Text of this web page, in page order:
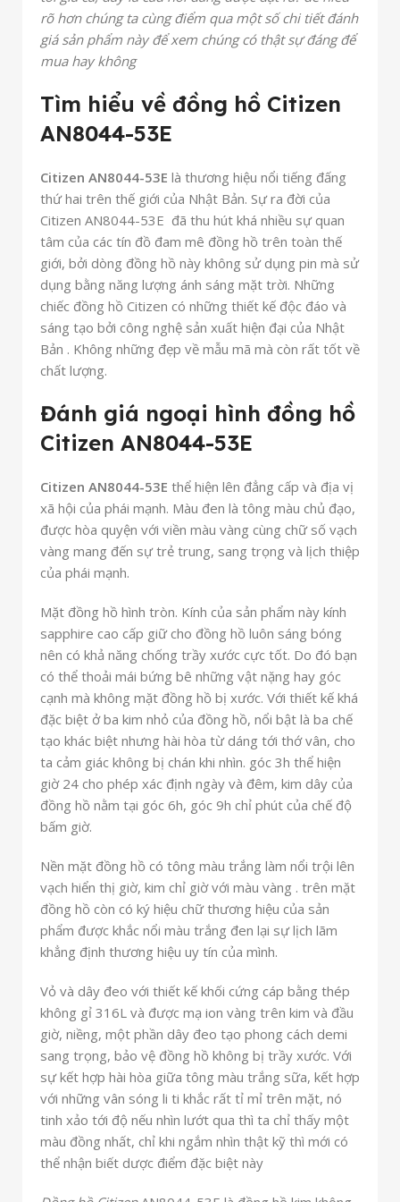
rõ hơn chúng ta cùng điểm qua một số chi tiết đánh
giá sản phẩm này để xem chúng có thật sự đáng để
mua hay không
Tìm hiểu về đồng hồ Citizen
AN8044-53E
Citizen AN8044-53E là thương hiệu nổi tiếng đấng
thứ hai trên thế giới của Nhật Bản. Sự ra đời của
Citizen AN8044-53E đã thu hút khá nhiều sự quan
tâm của các tín đồ đam mê đồng hồ trên toàn thế
giới, bởi dòng đồng hồ này không sử dụng pin mà sử
dụng bằng năng lượng ánh sáng mặt trời. Những
chiếc đồng hồ Citizen có những thiết kế độc đáo và
sáng tạo bởi công nghệ sản xuất hiện đại của Nhật
Bản . Không những đẹp về mẫu mã mà còn rất tốt về
chất lượng.
Đánh giá ngoại hình đồng hồ
Citizen AN8044-53E
Citizen AN8044-53E thể hiện lên đẳng cấp và địa vị
xã hội của phái mạnh. Màu đen là tông màu chủ đạo,
được hòa quyện với viền màu vàng cùng chữ số vạch
vàng mang đến sự trẻ trung, sang trọng và lịch thiệp
của phái mạnh.
Mặt đồng hồ hình tròn. Kính của sản phẩm này kính
sapphire cao cấp giữ cho đồng hồ luôn sáng bóng
nên có khả năng chống trầy xước cực tốt. Do đó bạn
có thể thoải mái bứng bê những vật nặng hay góc
cạnh mà không mặt đồng hồ bị xước. Với thiết kế khá
đặc biệt ở ba kim nhỏ của đồng hồ, nổi bật là ba chế
tạo khác biệt nhưng hài hòa từ dáng tới thớ vân, cho
ta cảm giác không bị chán khi nhìn. góc 3h thể hiện
giờ 24 cho phép xác định ngày và đêm, kim dây của
đồng hồ nằm tại góc 6h, góc 9h chỉ phút của chế độ
bấm giờ.
Nền mặt đồng hồ có tông màu trắng làm nổi trội lên
vạch hiển thị giờ, kim chỉ giờ với màu vàng . trên mặt
đồng hồ còn có ký hiệu chữ thương hiệu của sản
phẩm được khắc nổi màu trắng đen lại sự lịch lãm
khẳng định thương hiệu uy tín của mình.
Vỏ và dây đeo với thiết kế khối cứng cáp bằng thép
không gỉ 316L và được mạ ion vàng trên kim và đầu
giờ, niềng, một phần dây đeo tạo phong cách demi
sang trọng, bảo vệ đồng hồ không bị trầy xước. Với
sự kết hợp hài hòa giữa tông màu trắng sữa, kết hợp
với những vân sóng li ti khắc rất tỉ mỉ trên mặt, nó
tinh xảo tới độ nếu nhìn lướt qua thì ta chỉ thấy một
màu đồng nhất, chỉ khi ngắm nhìn thật kỹ thì mới có
thể nhận biết dược điểm đặc biệt này